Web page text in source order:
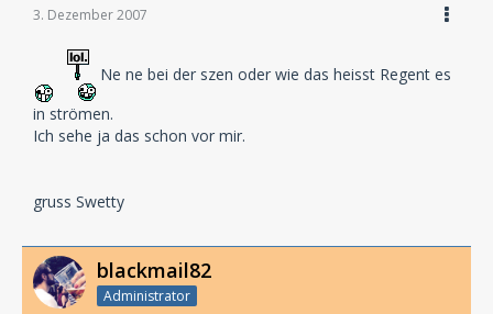
3. Dezember 2007
Ne ne bei der szen oder wie das heisst Regent es
in strömen.
Ich sehe ja das schon vor mir.
gruss Swetty
blackmail82
Administrator